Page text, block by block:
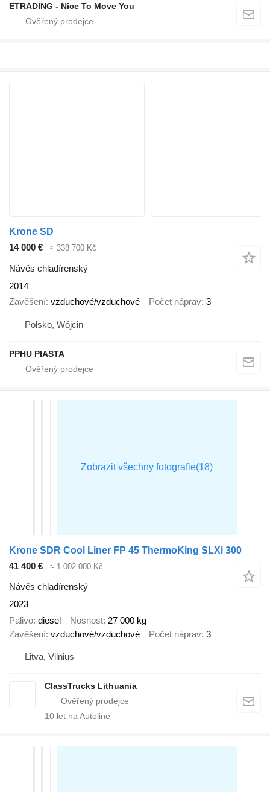
ETRADING - Nice To Move You
Krone SD
14 000 €
≈ 338 700 Kč
Návěs chladírenský
2014
Zavěšení vzduchové/vzduchové Počet náprav 3
Polsko, Wójcin
PPHU PIASTA
Krone SDR Cool Liner FP 45 ThermoKing SLXi 300
41 400 €
≈ 1 002 000 Kč
Návěs chladírenský
2023
Palivo diesel Nosnost 27 000 kg
Zavěšení vzduchové/vzduchové Počet náprav 3
Litva, Vilnius
ClassTrucks Lithuania
10 let na Autoline